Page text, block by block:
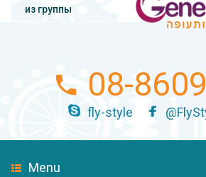
из группы
08-
fly-style
Menu